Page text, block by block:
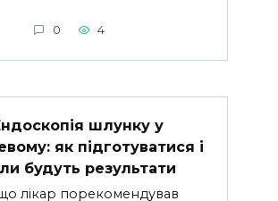
0 4
шлунку у
як підготуватися і
будуть результати
лікар порекомендував